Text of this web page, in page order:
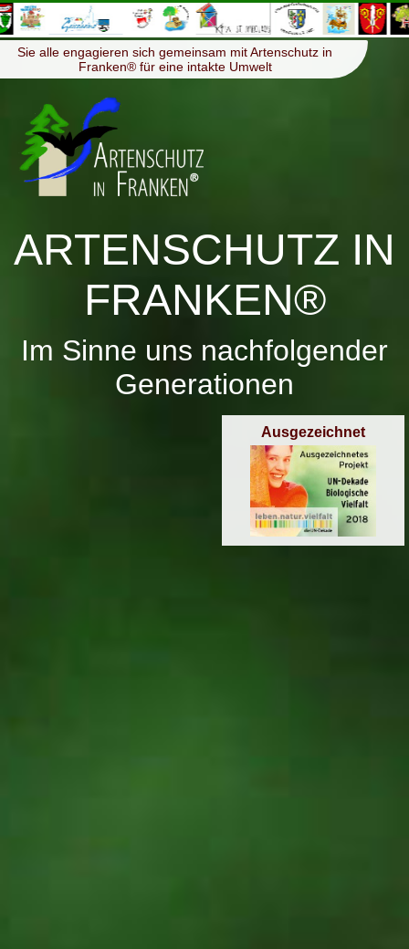
Menü ≡
Sie alle engagieren sich gemeinsam mit Artenschutz in
Franken® für eine intakte Umwelt
ARTENSCHUTZ IN
FRANKEN®
Im Sinne uns nachfolgender
Generationen
Ausgezeichnet